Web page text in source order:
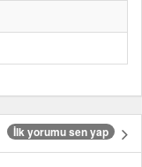
İlk yorumu sen yap